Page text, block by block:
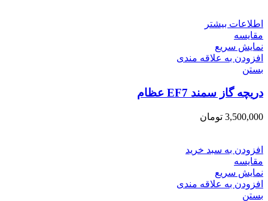
اطلاعات بیشتر
مقایسه
نمایش سریع
افزودن به علاقه مندی
بستن
دریچه گاز سمند EF7 عظام
3,500,000 تومان
افزودن به سبد خرید
مقایسه
نمایش سریع
افزودن به علاقه مندی
بستن